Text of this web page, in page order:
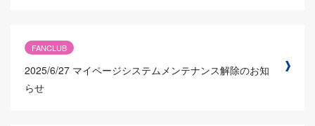
FANCLUB
2025/6/27 マイページシステムメンテナンス解除のお知
らせ